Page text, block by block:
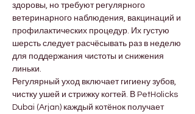
здоровы, но требуют регулярного
ветеринарного наблюдения, вакцинаций и
профилактических процедур. Их густую
шерсть следует расчёсывать раз в неделю
для поддержания чистоты и снижения
линьки.
Регулярный уход включает гигиену зубов,
чистку ушей и стрижку когтей. В PetHolicks
Dubai (Arjan) каждый котёнок получает